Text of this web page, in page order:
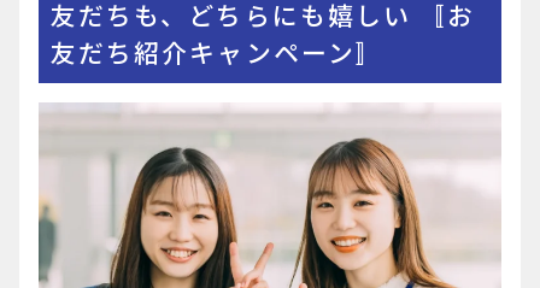
友だちも、どちらにも嬉しい 〚お
友だち紹介キャンペーン〛